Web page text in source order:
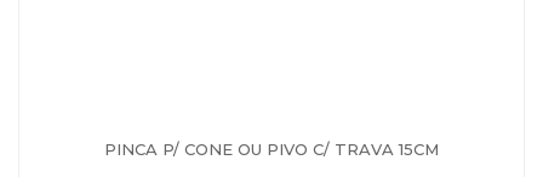
PINCA P/ CONE OU PIVO C/ TRAVA 15CM